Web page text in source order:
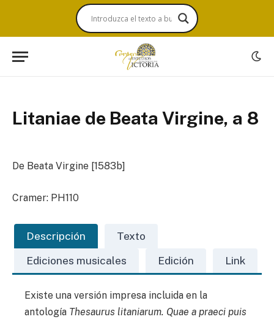
Litaniae de Beata Virgine, a 8
De Beata Virgine [1583b]
Cramer: PH110
Descripción
Texto
Ediciones musicales
Edición Link
Existe una versión impresa incluida en la
antología Thesaurus litaniarum. Quae a praeci puis